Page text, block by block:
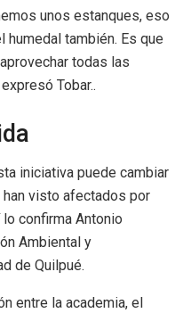
unos estanques, eso
humedal también. Es que
todas las
Tobar..
iniciativa puede cambiar
visto afectados por
confirma Antonio
Ambiental y
de Quilpué.
entre la academia, el